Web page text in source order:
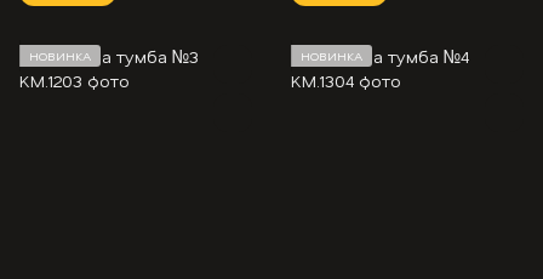
НОВИНКА НОВИНКА